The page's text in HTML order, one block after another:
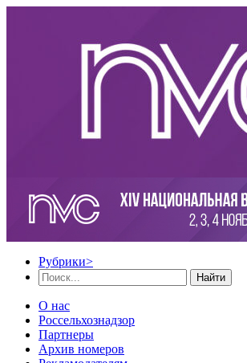
Рубрики>
Найти
О нас
Россельхознадзор
Партнеры
Архив номеров